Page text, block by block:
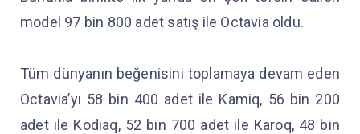
model 97 bin 800 adet satış ile Octavia oldu.
Tüm dünyanın beğenisini toplamaya devam eden
Octavia’yı 58 bin 400 adet ile Kamiq, 56 bin 200
adet ile Kodiaq, 52 bin 700 adet ile Karoq, 48 bin